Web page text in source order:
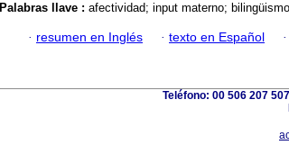
Palabras llave : afectividad; input materno;
· resumen en Inglés · texto en Español ·
Teléfono: 00 506 207